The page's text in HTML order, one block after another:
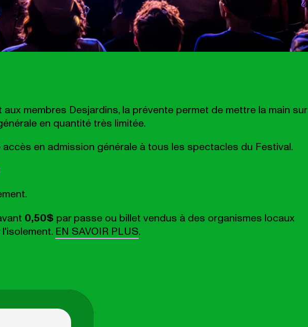
aux membres Desjardins, la prévente permet de mettre la main sur
en quantité très limitée.
en admission générale à tous les spectacles du Festival.
0,50$ par passe ou billet vendus à des organismes locaux
EN SAVOIR PLUS.